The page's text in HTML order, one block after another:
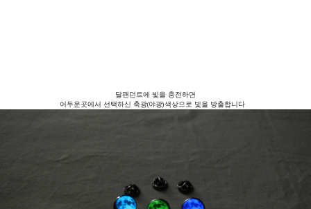
달팬던트에 빛을 충전하면
어두운곳에서 선택하신 축광(야광)색상으로 빛을 방출합니다